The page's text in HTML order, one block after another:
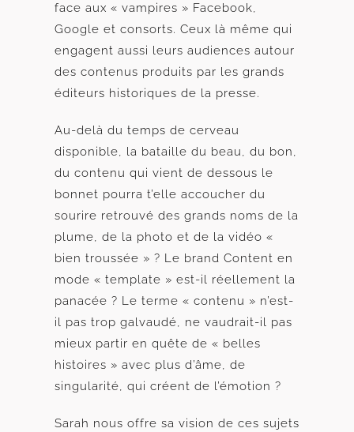
face aux « vampires » Facebook,
Google et consorts. Ceux là même qui
engagent aussi leurs audiences autour
des contenus produits par les grands
éditeurs historiques de la presse.
Au-delà du temps de cerveau
disponible, la bataille du beau, du bon,
du contenu qui vient de dessous le
bonnet pourra t’elle accoucher du
sourire retrouvé des grands noms de la
plume, de la photo et de la vidéo «
bien troussée » ? Le brand Content en
mode « template » est-il réellement la
panacée ? Le terme « contenu » n’est-
il pas trop galvaudé, ne vaudrait-il pas
mieux partir en quête de « belles
histoires » avec plus d’âme, de
singularité, qui créent de l’émotion ?
Sarah nous offre sa vision de ces sujets